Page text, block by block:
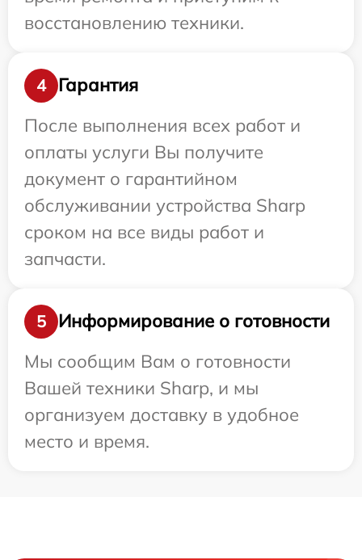
восстановлению техники.
4
Гарантия
После выполнения всех работ и
оплаты услуги Вы получите
документ о гарантийном
обслуживании устройства Sharp
сроком на все виды работ и
запчасти.
5
Информирование о готовности
Мы сообщим Вам о готовности
Вашей техники Sharp, и мы
организуем доставку в удобное
место и время.